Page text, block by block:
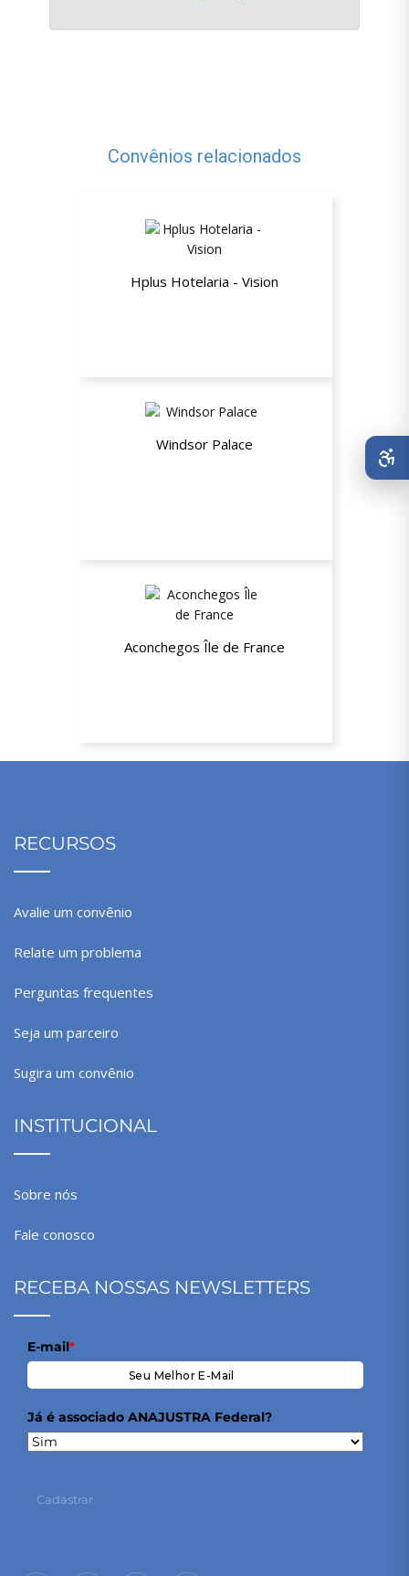
Convênios relacionados
Hplus Hotelaria - Vision
Windsor Palace
Aconchegos Île de France
RECURSOS
Avalie um convênio
Relate um problema
Perguntas frequentes
Seja um parceiro
Sugira um convênio
INSTITUCIONAL
Sobre nós
Fale conosco
RECEBA NOSSAS NEWSLETTERS
E-mail*
Já é associado ANAJUSTRA Federal?
Cadastrar